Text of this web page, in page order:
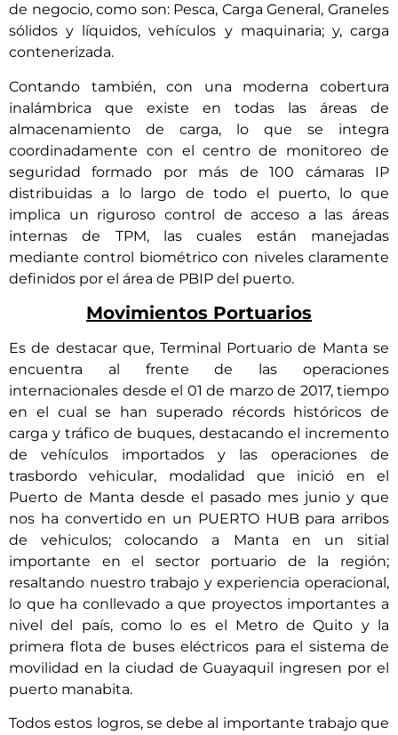
de negocio, como son: Pesca, Carga General, Graneles
sólidos y líquidos, vehículos y maquinaria; y, carga
contenerizada.
Contando también, con una moderna cobertura
inalámbrica que existe en todas las áreas de
almacenamiento de carga, lo que se integra
coordinadamente con el centro de monitoreo de
seguridad formado por más de 100 cámaras IP
distribuidas a lo largo de todo el puerto, lo que
implica un riguroso control de acceso a las áreas
internas de TPM, las cuales están manejadas
mediante control biométrico con niveles claramente
definidos por el área de PBIP del puerto.
Movimientos Portuarios
Es de destacar que, Terminal Portuario de Manta se
encuentra al frente de las operaciones
internacionales desde el 01 de marzo de 2017, tiempo
en el cual se han superado récords históricos de
carga y tráfico de buques, destacando el incremento
de vehículos importados y las operaciones de
trasbordo vehicular, modalidad que inició en el
Puerto de Manta desde el pasado mes junio y que
nos ha convertido en un PUERTO HUB para arribos
de vehiculos; colocando a Manta en un sitial
importante en el sector portuario de la región;
resaltando nuestro trabajo y experiencia operacional,
lo que ha conllevado a que proyectos importantes a
nivel del país, como lo es el Metro de Quito y la
primera flota de buses eléctricos para el sistema de
movilidad en la ciudad de Guayaquil ingresen por el
puerto manabita.
Todos estos logros, se debe al importante trabajo que